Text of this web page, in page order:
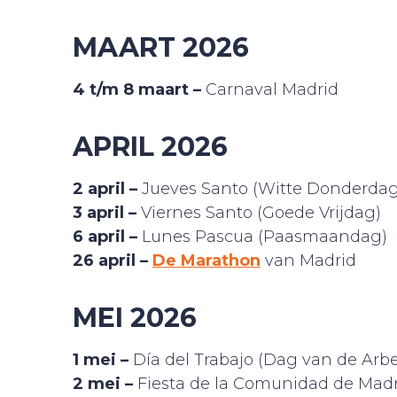
MAART 2026
4 t/m 8 maart – Carnaval Madrid
APRIL 2026
2 april – Jueves Santo (Witte
3 april – Viernes Santo (Goede Vrijdag)
6 april – Lunes Pascua (Paasmaandag)
26 april – De Marathon van Madrid
MEI 2026
1 mei – Día del Trabajo (Dag van de
2 mei – Fiesta de la Comunidad de